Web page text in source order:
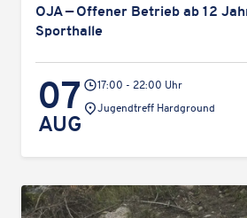
OJA — Offener Betrieb ab 12
Sporthalle
07
AUG
17:00 - 22:00 Uhr
Veranstaltungsort:
Jugend­treff Hardground